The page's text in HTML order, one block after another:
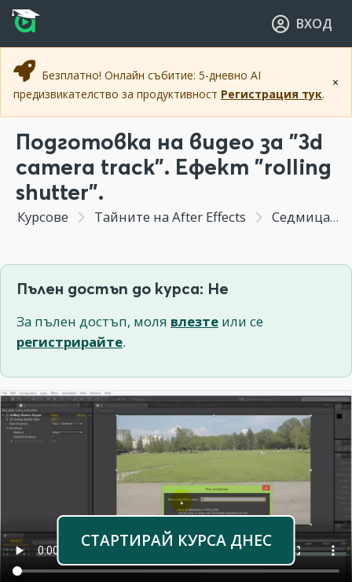
Прескочи към основното съдържание
Прескочи към навигацията
ВХОД
×
Безплатно! Онлайн събитие: 5-дневно AI
предизвикателство за продуктивност Регистрация тук.
Подготовка на видео за "3d
camera track". Ефект "rolling
shutter".
Курсове Тайните на After Effects Седмица 4 - Заместване на елемент от заснет материал.2D и 3D тракване и интегриране на елемент в заснет материал.
Пълен достъп до курса: Не
За пълен достъп, моля влезте или се
регистрирайте.
СТАРТИРАЙ КУРСА ДНЕС